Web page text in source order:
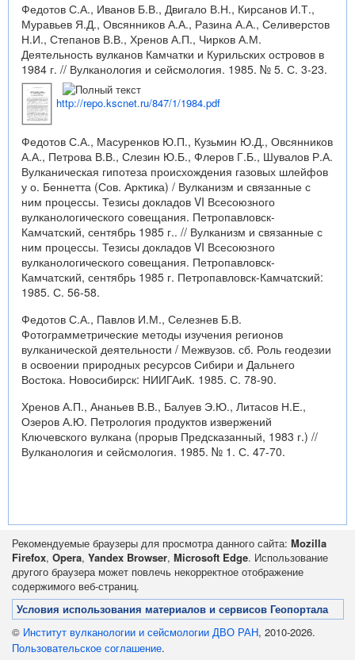
Федотов С.А., Иванов Б.В., Двигало В.Н., Кирсанов И.Т.,
Муравьев Я.Д., Овсянников А.А., Разина А.А., Селиверстов
Н.И., Степанов В.В., Хренов А.П., Чирков А.М.
Деятельность вулканов Камчатки и Курильских островов в
1984 г. // Вулканология и сейсмология. 1985. № 5. С. 3-23.
http://repo.kscnet.ru/847/1/1984.pdf
Федотов С.А., Масуренков Ю.П., Кузьмин Ю.Д., Овсянников
А.А., Петрова В.В., Слезин Ю.Б., Флеров Г.Б., Шувалов Р.А.
Вулканическая гипотеза происхождения газовых шлейфов
у о. Беннетта (Сов. Арктика) / Вулканизм и связанные с
ним процессы. Тезисы докладов VI Всесоюзного
вулканологического совещания. Петропавловск-
Камчатский, сентябрь 1985 г.. // Вулканизм и связанные с
ним процессы. Тезисы докладов VI Всесоюзного
вулканологического совещания. Петропавловск-
Камчатский, сентябрь 1985 г. Петропавловск-Камчатский:
1985. С. 56-58.
Федотов С.А., Павлов И.М., Селезнев Б.В.
Фотограмметрические методы изучения регионов
вулканической деятельности / Межвузов. сб. Роль геодезии
в освоении природных ресурсов Сибири и Дальнего
Востока. Новосибирск: НИИГАиК. 1985. С. 78-90.
Хренов А.П., Ананьев В.В., Балуев Э.Ю., Литасов Н.Е.,
Озеров А.Ю. Петрология продуктов извержений
Ключевского вулкана (прорыв Предсказанный, 1983 г.) //
Вулканология и сейсмология. 1985. № 1. С. 47-70.
Рекомендуемые браузеры для просмотра данного сайта: Mozilla
Firefox, Opera, Yandex Browser, Microsoft Edge. Использование
другого браузера может повлечь некорректное отображение
содержимого веб-страниц.
Условия использования материалов и сервисов Геопортала
© Институт вулканологии и сейсмологии ДВО РАН, 2010-2026.
Пользовательское соглашение.